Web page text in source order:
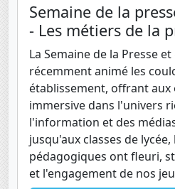
Semaine de la
- Les métiers de la
La Semaine de la Presse
récemment animé les
établissement, offrant aux
immersive dans l'univers
l'information et des
jusqu'aux classes de
pédagogiques ont fleuri,
et l'engagement de nos